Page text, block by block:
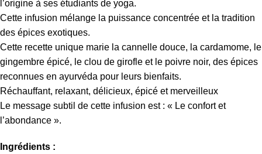
l’origine à ses étudiants de yoga.
Cette infusion mélange la puissance concentrée et la tradition
des épices exotiques.
Cette recette unique marie la cannelle douce, la cardamome, le
gingembre épicé, le clou de girofle et le poivre noir, des épices
reconnues en ayurvéda pour leurs bienfaits.
Réchauffant, relaxant, délicieux, épicé et merveilleux
Le message subtil de cette infusion est : « Le confort et
l’abondance ».
Ingrédients :